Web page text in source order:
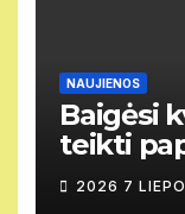
NAUJIENOS
Baigėsi
teikti
vietovių
2026 7